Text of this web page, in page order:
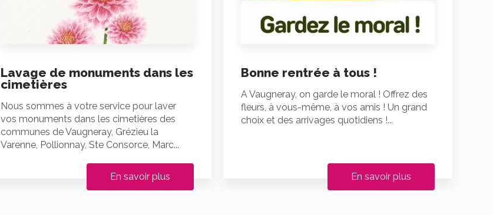
Lavage de monuments dans les
cimetières
Nous sommes à votre service pour laver
vos monuments dans les cimetières des
communes de Vaugneray, Grézieu la
Varenne, Pollionnay, Ste Consorce, Marc...
En savoir plus
Bonne rentrée à tous !
A Vaugneray, on garde le moral ! Offrez des
fleurs, à vous-même, à vos amis ! Un grand
choix et des arrivages quotidiens !...
En savoir plus